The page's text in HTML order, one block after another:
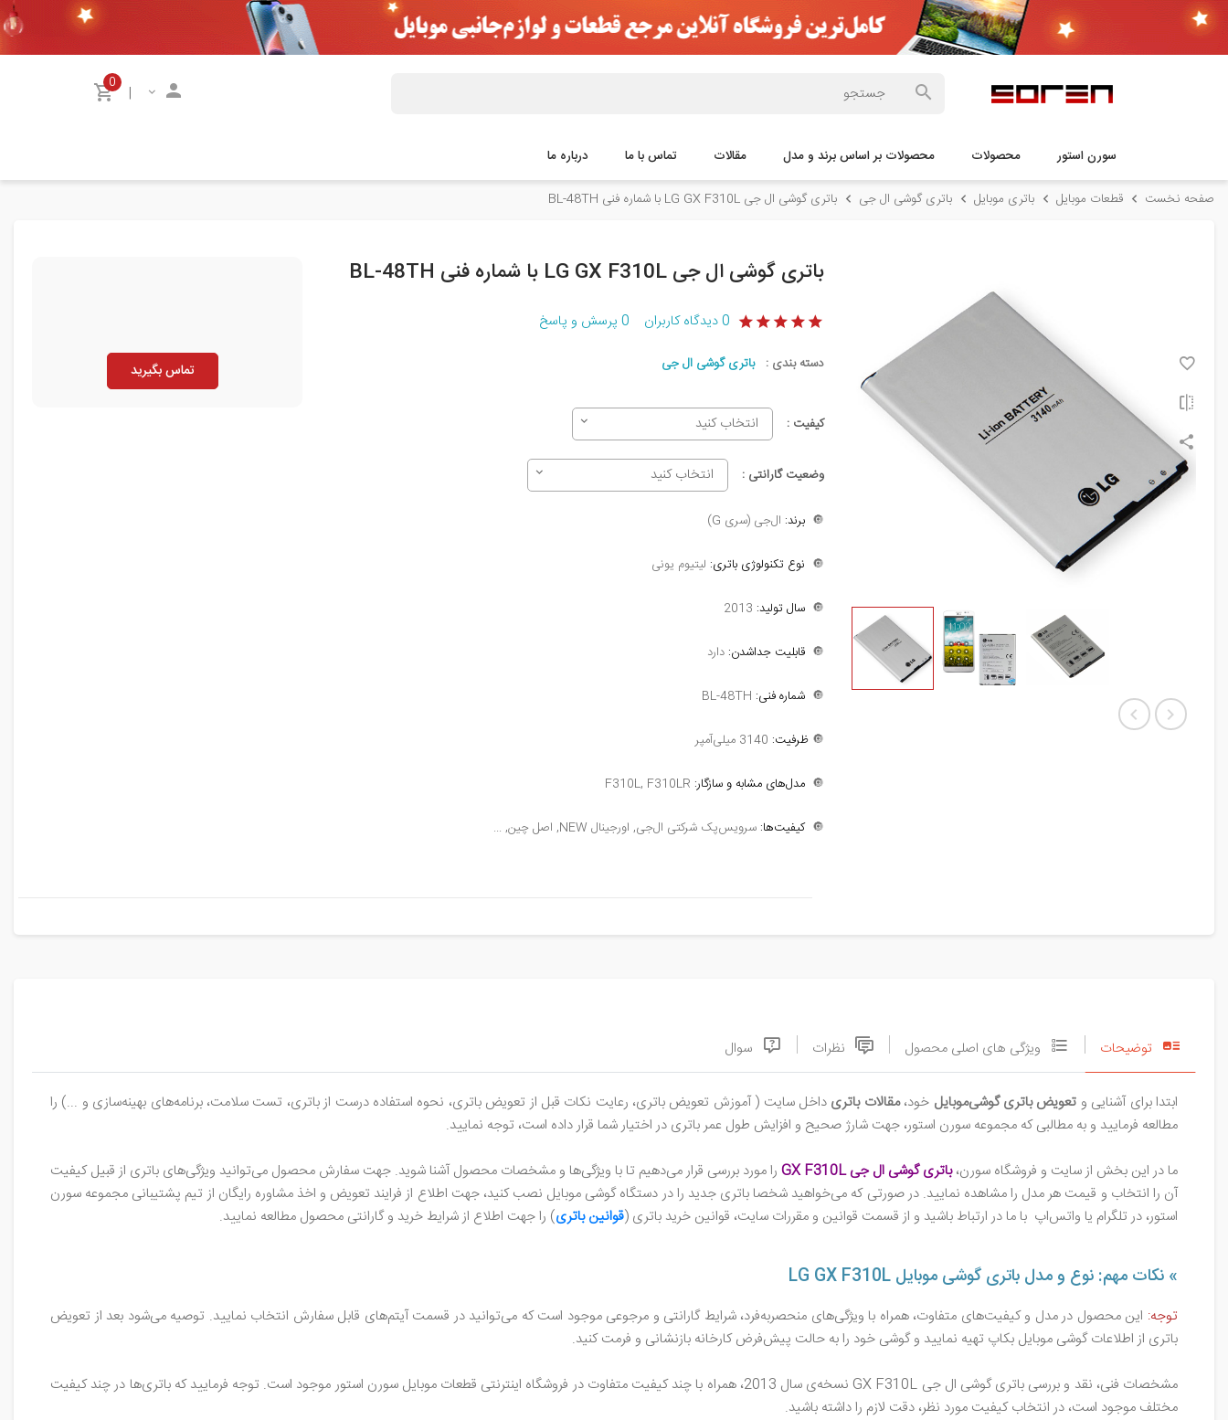
|
0
سورن استور محصولات محصولات بر اساس برند و مدل مقالات تماس با ما درباره ما
صفحه نخست قطعات موبایل باتری موبایل باتری گوشی ال جی باتری گوشی ال جی LG GX F310L با شماره فنی BL-48TH
باتری گوشی ال جی LG GX F310L با شماره فنی BL-48TH
0دیدگاه کاربران 0 پرسش و پاسخ
دسته بندی : باتری گوشی ال جی
کیفیت : انتخاب کنید
وضعیت گارانتی : انتخاب کنید
🔘برند: ال‌جی (سری G)
🔘 نوع تکنولوژی باتری: لیتیوم یونی
🔘سال تولید:
🔘قابلیت جداشدن: دارد
🔘شماره فنی: BL-48TH
🔘ظرفیت:
🔘مدل‌های مشابه و سازگار:
🔘کیفیت‌ها: سرویس‌پک شرکتی ال‌جی, اورجینال NEW, اصل چین, ...
تماس بگیرید
توضیحات ویژگی های اصلی محصول نظرات سوال
ابتدا برای آشنایی و تعویض باتری گوشی‌موبایل خود،مقالات باتری داخل سایت ( آموزش تعویض باتری، رعایت نکات قبل از تعویض باتری، نحوه استفاده درست از باتری، تست سلامت، برنامه‌های بهینه‌سازی و ...) را
مطالعه فرمایید و به مطالبی که مجموعه سورن استور، جهت شارژ صحیح و افزایش طول عمر باتری در اختیار شما قرار داده است، توجه نمایید.
ما در این بخش از سایت و فروشگاه سورن،باتری گوشی ال جی GX F310L
را مورد بررسی قرار می‌دهیم تا با ویژگی‌ها و مشخصات محصول آشنا شوید. جهت سفارش محصول می‌توانید ویژگی‌های باتری از قبیل کیفیت
آن را انتخاب و قیمت هر مدل را مشاهده نمایید. در صورتی که می‌خواهید شخصا باتری جدید را در دستگاه گوشی موبایل نصب کنید، جهت اطلاع از فرایند تعویض و اخذ مشاوره رایگان از تیم پشتیبانی مجموعه سورن
استور، در تلگرام یا واتس‌اپ با ما در ارتباط باشید و از قسمت قوانین و مقررات سایت، قوانین خرید باتری (قوانین باتری) را جهت اطلاع از شرایط خرید و گارانتی محصول مطالعه نمایید.
» نکات مهم: نوع و مدل باتری گوشی موبایل LG GX F310L
توجه: این محصول در مدل و کیفیت‌های متفاوت، همراه با ویژگی‌های منحصر‌به‌فرد، شرایط گارانتی و مرجوعی موجود است که می‌توانید در قسمت آیتم‌های قابل سفارش انتخاب نمایید. توصیه می‌شود بعد از تعویض
باتری از اطلاعات گوشی موبایل بکاپ تهیه نمایید و گوشی خود را به حالت پیش‌فرض کارخانه بازنشانی و فرمت کنید.
مشخصات فنی، نقد و بررسی باتری گوشی ال جی GX F310L نسخه‌ی سال 2013، همراه با چند کیفیت متفاوت در فروشگاه اینترنتی قطعات‌ موبایل سورن‌ استور موجود است. توجه فرمایید که باتری‌ها در چند کیفیت
مختلف موجود است، در انتخاب کیفیت مورد نظر، دقت لازم را داشته باشید.